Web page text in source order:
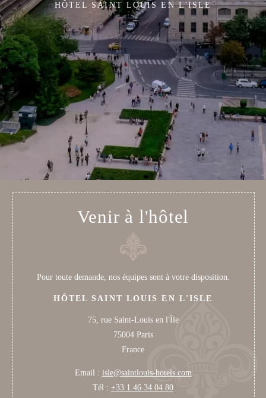
HÔTEL SAINT LOUIS EN L'ISLE
Venir à l'hôtel
Pour toute demande, nos équipes sont à votre disposition.
HÔTEL SAINT LOUIS EN L'ISLE
75, rue Saint-Louis en l'Île
75004 Paris
France
Email : isle@saintlouis-hotels.com
Tél : +33 1 46 34 04 80